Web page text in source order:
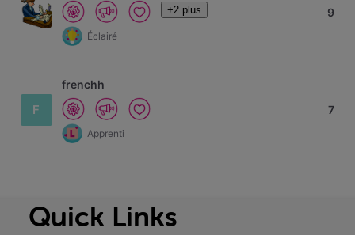
+2 plus
Éclairé
9
F
frenchh
Apprenti
7
Quick Links